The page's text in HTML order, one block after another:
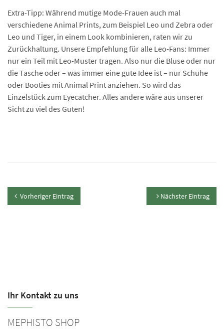
Extra-Tipp: Während mutige Mode-Frauen auch mal
verschiedene Animal Prints, zum Beispiel Leo und Zebra oder
Leo und Tiger, in einem Look kombinieren, raten wir zu
Zurückhaltung. Unsere Empfehlung für alle Leo-Fans: Immer
nur ein Teil mit Leo-Muster tragen. Also nur die Bluse oder nur
die Tasche oder – was immer eine gute Idee ist – nur Schuhe
oder Booties mit Animal Print anziehen. So wird das
Einzelstück zum Eyecatcher. Alles andere wäre aus unserer
Sicht zu viel des Guten!
Vorheriger Eintrag Nächster Eintrag
Ihr Kontakt zu uns
MEPHISTO SHOP